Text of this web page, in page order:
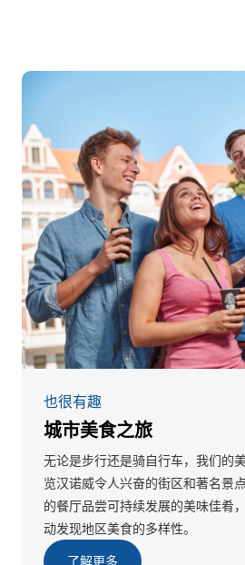
也很有趣
城市美食之旅
无论是步行还是骑自行车，我们的
览汉诺威令人兴奋的街区和著名景
的餐厅品尝可持续发展的美味佳肴
动发现地区美食的多样性。
了解更多